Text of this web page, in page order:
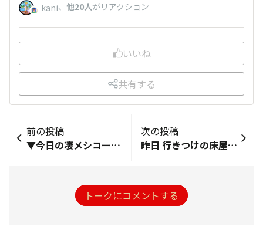
kani、 他20人がリアクション
いいね
共有する
前の投稿
▼今日の凄メシコーヒーゼリーにハマっててねぇ。最近のは最初から切って（砕いて）あります。
次の投稿
昨日 行きつけの床屋に 髪を切りに行ったんですが 前々から自分の母親もそろそろ髪を切りたいと 言っていたのを思い出し‥昨日は 母の日という事で 直接的に何かするのは 毎年 若干の照れがあるので‥「俺 今日 床屋に行くけど かぁちゃんも行く？」みたいな感じで聞いたら 行くって言ったので 間接的な母の日のプレゼントとして 母も連れて床屋に行きました💈 自分がカットしてもらっている時に フと待ち合いスペースの方を見た時に母が読んでいた本に驚いたのと同時にちょっと面白かったので投稿しました😅婆さんの鬼滅はキツめです‥笑
トークにコメントする